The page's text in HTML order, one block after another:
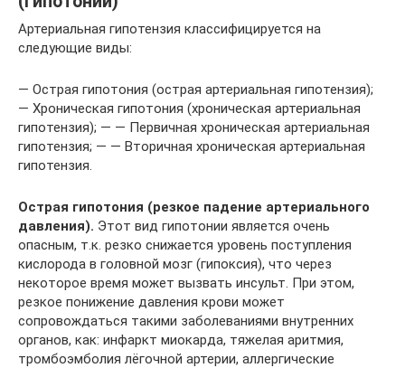
Артериальная гипотензия классифицируется на
следующие виды:
— Острая гипотония (острая артериальная гипотензия);
— Хроническая гипотония (хроническая артериальная
гипотензия); — — Первичная хроническая артериальная
гипотензия; — — Вторичная хроническая артериальная
гипотензия.
Острая гипотония (резкое падение артериального
давления). Этот вид гипотонии является очень
опасным, т.к. резко снижается уровень поступления
кислорода в головной мозг (гипоксия), что через
некоторое время может вызвать инсульт. При этом,
резкое понижение давления крови может
сопровождаться такими заболеваниями внутренних
органов, как: инфаркт миокарда, тяжелая аритмия,
тромбоэмболия лёгочной артерии, аллергические